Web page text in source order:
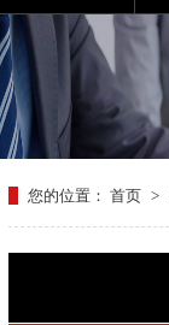
您的位置： 首页 >